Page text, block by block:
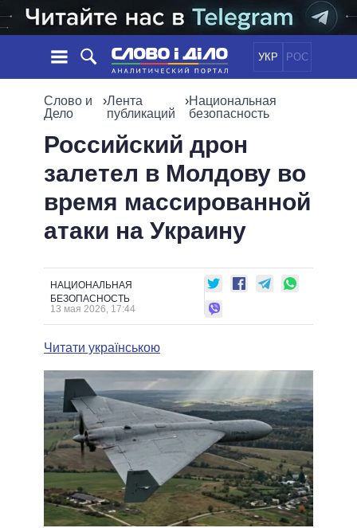
УКР РОС
НОВОСТИ
СТАТЬИ
МНЕНИЯ
ОБЗОРЫ
ЭКОНОМИКА
ОБЩЕСТВО
МИР
ОБЕЩАНИЯ
ПОЛИТИКИ
ВСЕ ПОЛИТИКИ
ПРЕЗИДЕНТ И ОФИС
ГЛАВЫ ОБЛАДМИНИСТРАЦИЙ
МЭРЫ
ВСЕ ПЕРСОНЫ
ИНФОГРАФИКА
ВИДЕО
ПОДДЕРЖАТЬ
СРАВНЕНИЕ ПОЛИТИКОВ
Слово и
Дело
›Лента
публикаций
›Национальная
безопасность
Российский дрон
залетел в Молдову во
время массированной
атаки на Украину
НАЦИОНАЛЬНАЯ
БЕЗОПАСНОСТЬ
13 мая 2026, 17:44
Читати українською